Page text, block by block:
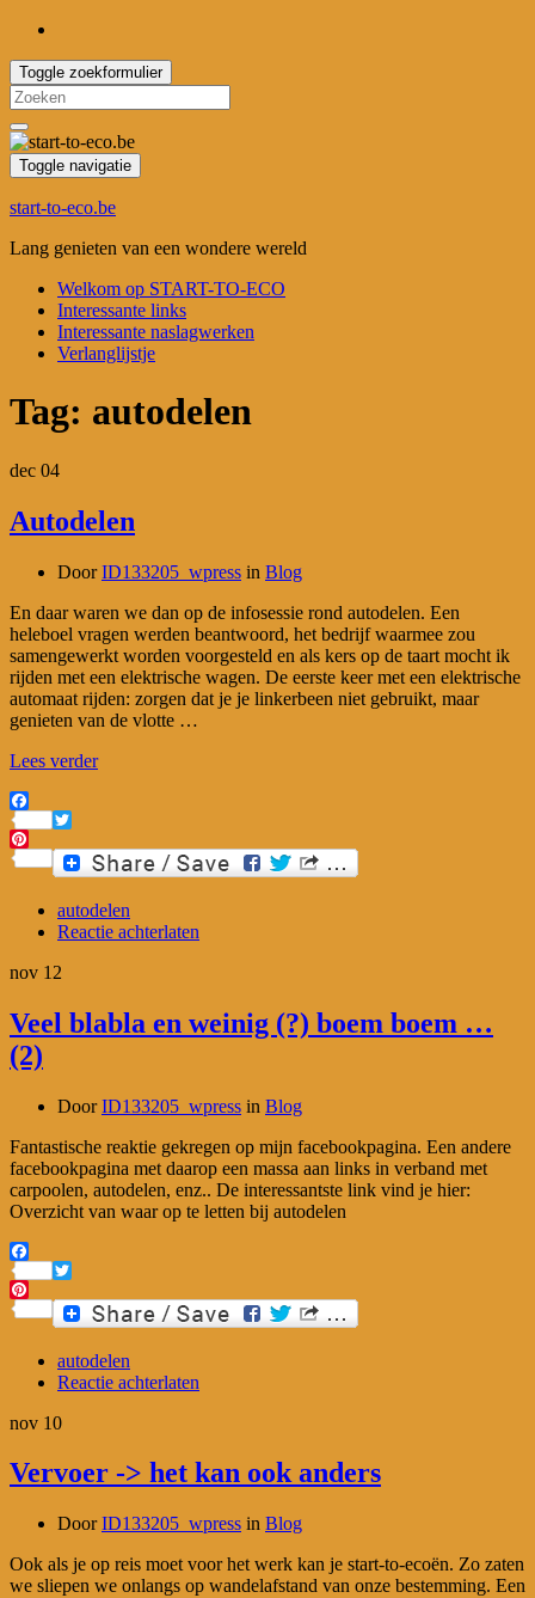
Toggle zoekformulier
Search
for:
Toggle navigatie
start-to-eco.be
Lang genieten van een wondere wereld
Welkom op START-TO-ECO
Interessante links
Interessante naslagwerken
Verlanglijstje
Tag: autodelen
dec 04
Autodelen
DoorID133205_wpress in Blog
En daar waren we dan op de infosessie rond autodelen. Een
heleboel vragen werden beantwoord, het bedrijf waarmee zou
samengewerkt worden voorgesteld en als kers op de taart mocht ik
rijden met een elektrische wagen. De eerste keer met een elektrische
automaat rijden: zorgen dat je je linkerbeen niet gebruikt, maar
genieten van de vlotte …
Lees verder
Facebook
Twitter
Pinterest
autodelen
Reactie achterlaten
nov 12
Veel blabla en weinig (?) boem boem …
(2)
DoorID133205_wpress in Blog
Fantastische reaktie gekregen op mijn facebookpagina. Een andere
facebookpagina met daarop een massa aan links in verband met
carpoolen, autodelen, enz.. De interessantste link vind je hier:
Overzicht van waar op te letten bij autodelen
Facebook
Twitter
Pinterest
autodelen
Reactie achterlaten
nov 10
Vervoer -> het kan ook anders
DoorID133205_wpress in Blog
Ook als je op reis moet voor het werk kan je start-to-ecoën. Zo zaten
we sliepen we onlangs op wandelafstand van onze bestemming. Een